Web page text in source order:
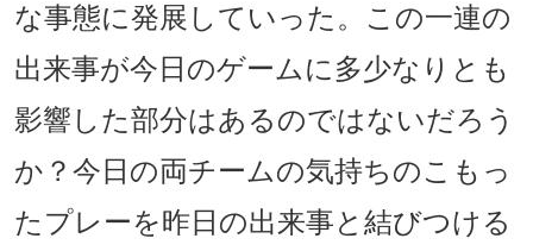
な事態に発展していった。この一連の
出来事が今日のゲームに多少なりとも
影響した部分はあるのではないだろう
か？今日の両チームの気持ちのこもっ
たプレーを昨日の出来事と結びつける